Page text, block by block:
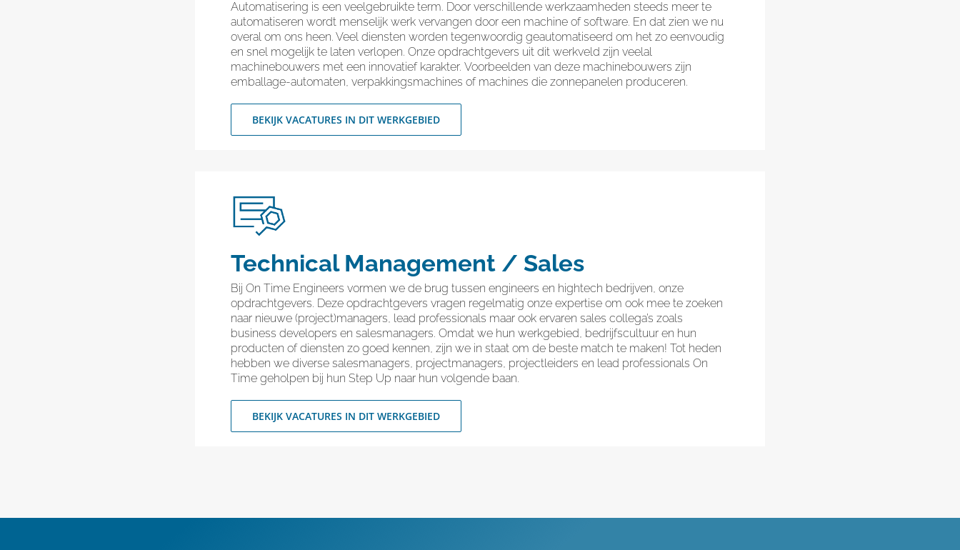
Automatisering is een veelgebruikte term. Door verschillende werkzaamheden steeds meer te
automatiseren wordt menselijk werk vervangen door een machine of software. En dat zien we nu
overal om ons heen. Veel diensten worden tegenwoordig geautomatiseerd om het zo eenvoudig
en snel mogelijk te laten verlopen. Onze opdrachtgevers uit dit werkveld zijn veelal
machinebouwers met een innovatief karakter. Voorbeelden van deze machinebouwers zijn
emballage-automaten, verpakkingsmachines of machines die zonnepanelen produceren.
BEKIJK VACATURES IN DIT WERKGEBIED
Technical Management / Sales
Bij On Time Engineers vormen we de brug tussen engineers en hightech bedrijven, onze
opdrachtgevers. Deze opdrachtgevers vragen regelmatig onze expertise om ook mee te zoeken
naar nieuwe (project)managers, lead professionals maar ook ervaren sales collega’s zoals
business developers en salesmanagers. Omdat we hun werkgebied, bedrijfscultuur en hun
producten of diensten zo goed kennen, zijn we in staat om de beste match te maken! Tot heden
hebben we diverse salesmanagers, projectmanagers, projectleiders en lead professionals On
Time geholpen bij hun Step Up naar hun volgende baan.
BEKIJK VACATURES IN DIT WERKGEBIED